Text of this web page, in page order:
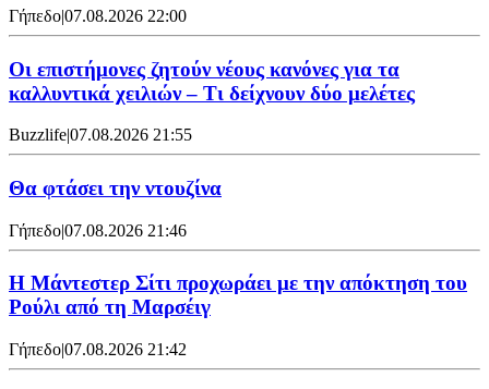
Γήπεδο|07.08.2026 22:00
Οι επιστήμονες ζητούν νέους κανόνες για τα
καλλυντικά χειλιών – Τι δείχνουν δύο μελέτες
Buzzlife|07.08.2026 21:55
Θα φτάσει την ντουζίνα
Γήπεδο|07.08.2026 21:46
Η Μάντεστερ Σίτι προχωράει με την απόκτηση του
Ρούλι από τη Μαρσέιγ
Γήπεδο|07.08.2026 21:42